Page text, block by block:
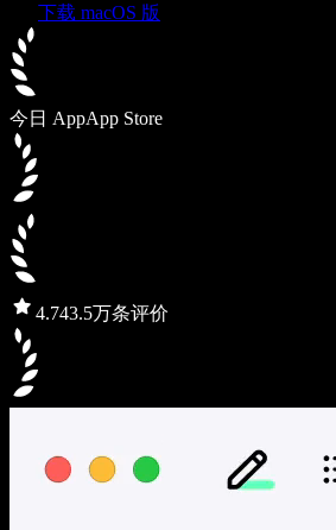
下载 macOS 版
今日 AppApp Store
4.743.5万条评价